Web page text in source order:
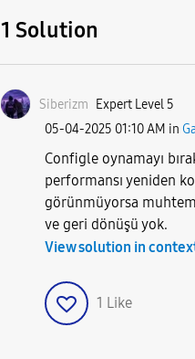
1 Solution
Siberizm Expert Level 5
‎05-04-2025 01:10 AM in
Configle oynamayı
performansı yeniden
görünmüyorsa
ve geri dönüşü yok.
View solution in
1 Like